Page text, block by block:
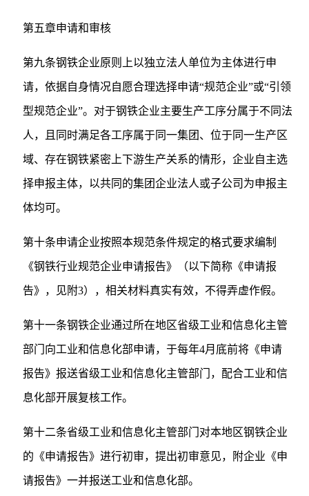
第五章申请和审核
第九条钢铁企业原则上以独立法人单位为主体进行申
请，依据自身情况自愿合理选择申请“规范企业”或“引领
型规范企业”。对于钢铁企业主要生产工序分属于不同法
人，且同时满足各工序属于同一集团、位于同一生产区
域、存在钢铁紧密上下游生产关系的情形，企业自主选
择申报主体，以共同的集团企业法人或子公司为申报主
体均可。
第十条申请企业按照本规范条件规定的格式要求编制
《钢铁行业规范企业申请报告》（以下简称《申请报
告》，见附3），相关材料真实有效，不得弄虚作假。
第十一条钢铁企业通过所在地区省级工业和信息化主管
部门向工业和信息化部申请，于每年4月底前将《申请
报告》报送省级工业和信息化主管部门，配合工业和信
息化部开展复核工作。
第十二条省级工业和信息化主管部门对本地区钢铁企业
的《申请报告》进行初审，提出初审意见，附企业《申
请报告》一并报送工业和信息化部。